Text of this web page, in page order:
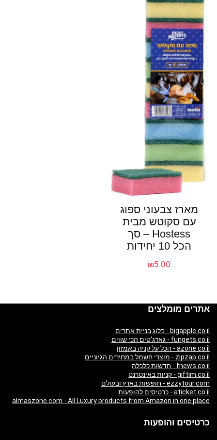
מארז צבעוני ספוג
עם סקוטש מבית
Hostess – סך
הכל 10 יחידות
₪5.00
אתרים מומלצים
bigapple.co.il - בלוג בניית אתרים
fungets.co.il - גאדג'טים הכי שווים
azone.co.il - הכל על קניה באמזון
zipzap.co.il - מוצרי חשמל במחירים הגיוניים
fnews.co.il - חדשות כלכלה
giftim.co.il - קניות באינטרנט
ezzytour.com - חופשות בארץ ובעולם
aticket.co.il - כרטיסים להופעות
almaszone.com - All Luxury products from Amazon in one place
כרטיסים והופעות